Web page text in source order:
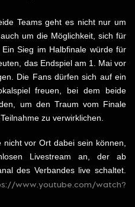
Teams geht es nicht nur um
um die Möglichkeit, sich für
Sieg im Halbfinale würde für
das Endspiel am 1. Mai vor
​Die Fans dürfen sich auf ein
freuen, bei dem beide
um den Traum vom Finale
zu verwirklichen.
nicht vor Ort dabei sein können,
Livestream an, der ab
des Verbandes live schaltet.
www.youtube.com/watch?